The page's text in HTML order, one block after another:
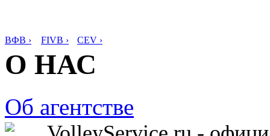
ВФВ › FIVB › CEV ›
О НАС
Об агентстве